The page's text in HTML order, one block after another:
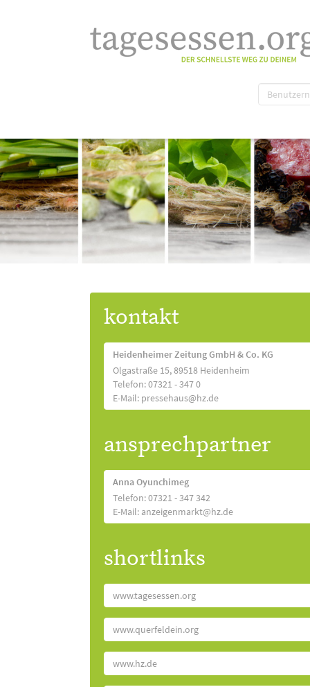
kontakt
Heidenheimer Zeitung GmbH & Co. KG
Olgastraße 15, 89518 Heidenheim
Telefon: 07321 - 347 0
E-Mail: pressehaus@hz.de
ansprechpartner
Anna Oyunchimeg
Telefon: 07321 - 347 342
E-Mail: anzeigenmarkt@hz.de
shortlinks
www.tagesessen.org
www.querfeldein.org
www.hz.de